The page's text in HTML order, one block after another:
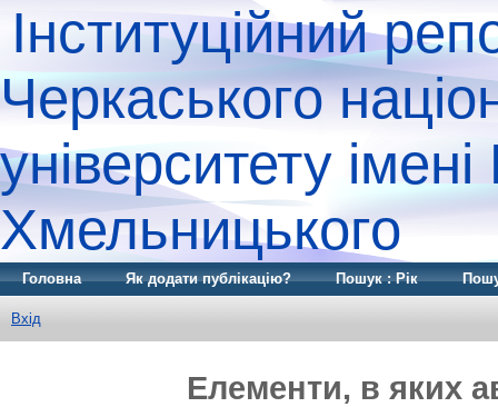
Інституційний
Черкаського
університету
Хмельницького
Головна Як додати публікацію? Пошук : Рік
Вхід
Елементи, в яких